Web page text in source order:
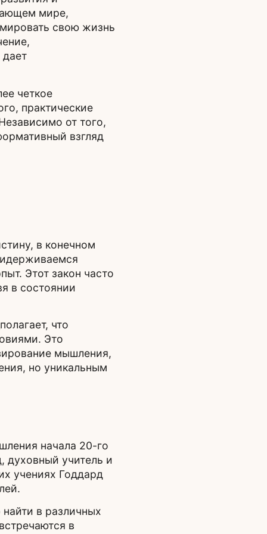
мире,
свою жизнь
четкое
практические
от того,
взгляд
в конечном
Этот закон часто
в состоянии
что
Это
мышления,
но уникальным
начала 20-го
духовный учитель и
учениях Годдард
в различных
в